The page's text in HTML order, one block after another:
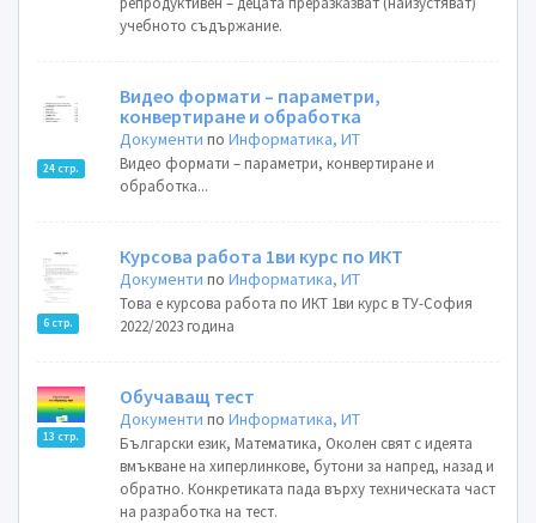
учебното съдържание.
24 стр.
Видео формати – параметри,
конвертиране и обработка
Документи поИнформатика, ИТ
Видео формати – параметри, конвертиране и
обработка...
6 стр.
Курсова работа 1ви курс по ИКТ
Документи поИнформатика, ИТ
Това е курсова работа по ИКТ 1ви курс в ТУ-София
2022/2023 година
13 стр.
Обучаващ тест
Документи поИнформатика, ИТ
Български език, Математика, Околен свят с идеята
вмъкване на хиперлинкове, бутони за напред, назад и
обратно. Конкретиката пада върху техническата част
на разработка на тест.